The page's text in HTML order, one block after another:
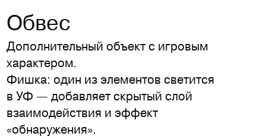
Обвес
Дополнительный объект с игровым
характером.
Фишка: один из элементов светится
в УФ — добавляет скрытый слой
взаимодействия и эффект
«обнаружения».